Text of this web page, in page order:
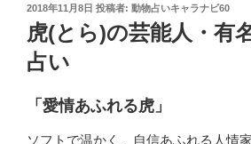
投
日:
2018年11月8日 投稿者: 動物占いキャラナビ60
虎(とら)の芸能人・
占い
「愛情あふれる虎」
ソフトで温かく、自信あふれる人情